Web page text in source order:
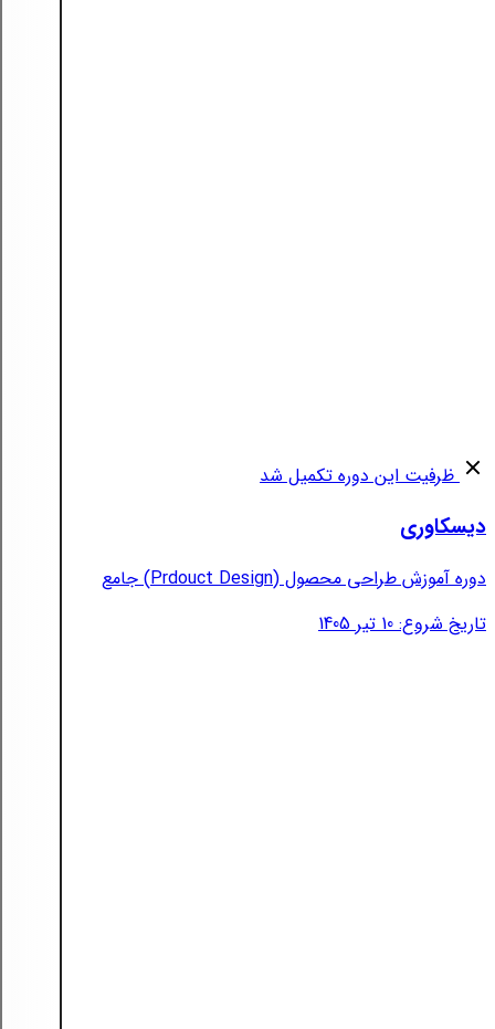
ظرفیت این دوره تکمیل شد
دیسکاوری
دوره آموزش طراحی محصول (Prdouct Design) جامع
تاریخ شروع: 10 تیر 1405